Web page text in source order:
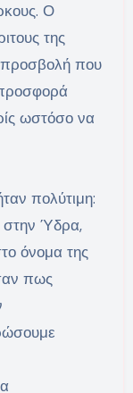
Ο
της
προσβολή που
ωστόσο να
πολύτιμη:
στην Ύδρα,
όνομα της
πως